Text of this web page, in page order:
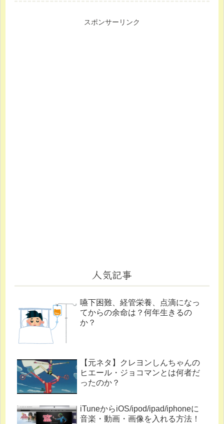
スポンサーリンク
人気記事
嚥下困難、経管栄養、点滴になっ
てからの余命は？何年生きるの
か？
【元ネタ】クレヨンしんちゃんの
ヒエール・ジョコマンとは何者だ
ったのか？
iTuneからiOS/ipod/ipad/iphoneに
音楽・動画・画像を入れる方法！